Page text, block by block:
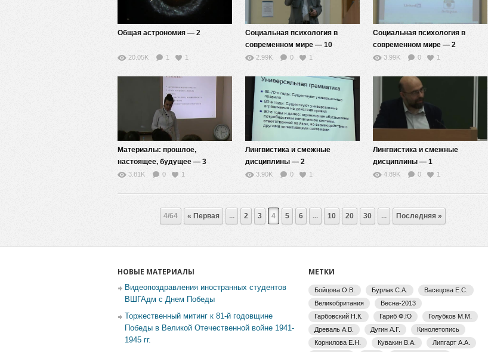
Общая астрономия — 2
20.05K 1 1
Социальная психология в
современном мире — 10
2.99K 0 1
Социальная психология в
современном мире — 2
3.99K 0 1
Материалы: прошлое,
настоящее, будущее — 3
3.81K 0 1
Лингвистика и смежные
дисциплины — 2
3.90K 0 1
Лингвистика и смежные
дисциплины — 1
4.89K 0 1
4/64 « Первая ... 2 3 4 5 6 ... 10 20 30 ... Последняя »
НОВЫЕ МАТЕРИАЛЫ
Видеопоздравления иностранных студентов
ВШГАдм с Днем Победы
Торжественный митинг к 81-й годовщине
Победы в Великой Отечественной войне 1941-
1945 гг.
МЕТКИ
Бойцова О.В. Бурлак С.А.
Васецова Е.С.
Великобритания
Весна-2013
Гарбовский Н.К.
Гариб Ф.Ю
Голубков М.М.
Древаль А.В.
Дугин А.Г.
Кинолетопись
Корнилова Е.Н.
Кувакин В.А. Липгарт А.А.